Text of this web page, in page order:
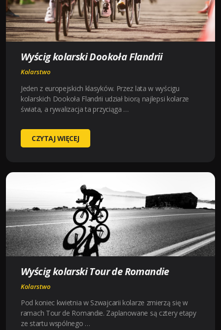
Wyścig kolarski Dookoła Flandrii
Kolarstwo
Jeden z europejskich klasyków. Przez lata w wyścigu
kolarskich Dookoła Flandrii udział biorą najlepsi kolarze
świata, a rywalizacja ta przyciąga …
WYŚCIG
KOLARSKI
FLANDRII
CZYTAJ WIĘCEJ
Wyścig kolarski Tour de Romandie
Kolarstwo
Pod koniec kwietnia w Szwajcarii kolarze zmierzą się w
ramach Tour de Romandie. Zaplanowane są cztery etapy
ze startu wspólnego …